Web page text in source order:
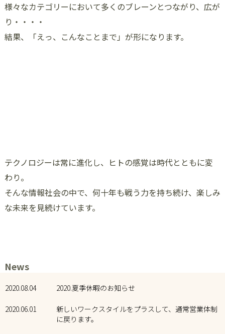
様々なカテゴリーにおいて多くのブレーンとつながり、広が
り・・・・
結果、「えっ、こんなことまで」が形になります。
テクノロジーは常に進化し、ヒトの感覚は時代とともに変
わり。
そんな情報社会の中で、何十年も戦う力を持ち続け、楽しみ
な未来を見続けています。
News
2020.08.04 2020.夏季休暇のお知らせ
2020.06.01
新しいワークスタイルをプラスして、通常営業体制
に戻ります。